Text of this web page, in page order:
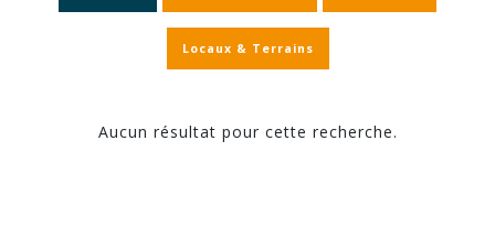
Locaux & Terrains
Aucun résultat pour cette recherche.